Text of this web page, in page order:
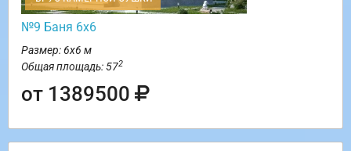
№9 Баня 6х6
Размер: 6х6 м
Общая площадь: 572
от 1389500